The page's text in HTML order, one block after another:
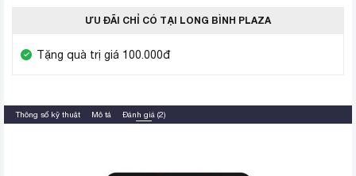
ƯU ĐÃI CHỈ CÓ TẠI LONG BÌNH PLAZA
Tặng quà trị giá 100.000đ
Thông số kỹ thuật Mô tả Đánh giá (2)